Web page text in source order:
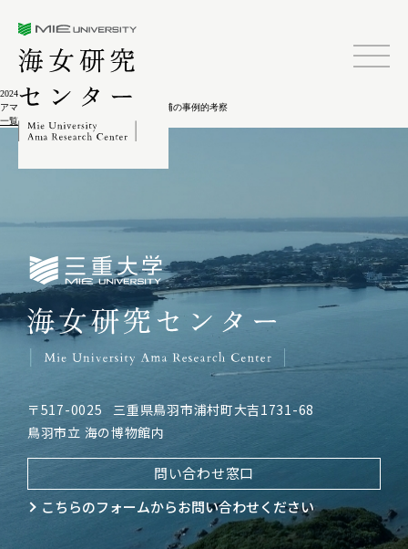
2024.02.04
アマ漁業における女性就業－壱岐島八幡浦の事例的考察
一覧に戻る
三重大学海女研究センター
〒517-0025
三重県鳥羽市浦村町大吉1731-68
鳥羽市立 海の博物館内
問い合わせ窓口
こちらのフォームからお問い合わせください